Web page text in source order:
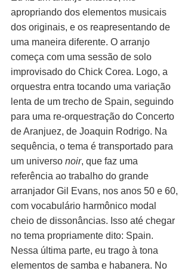
apropriando dos elementos musicais
dos originais, e os reapresentando de
uma maneira diferente. O arranjo
começa com uma sessão de solo
improvisado do Chick Corea. Logo, a
orquestra entra tocando uma variação
lenta de um trecho de Spain, seguindo
para uma re-orquestração do Concerto
de Aranjuez, de Joaquin Rodrigo. Na
sequência, o tema é transportado para
um universo noir, que faz uma
referência ao trabalho do grande
arranjador Gil Evans, nos anos 50 e 60,
com vocabulário harmônico modal
cheio de dissonâncias. Isso até chegar
no tema propriamente dito: Spain.
Nessa última parte, eu trago à tona
elementos de samba e habanera. No